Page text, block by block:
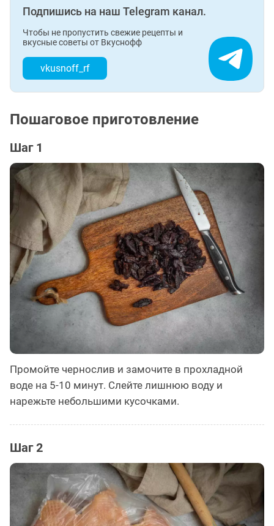
Подпишись на наш Telegram канал.
Чтобы не пропустить свежие рецепты и
вкусные советы от Вкуснофф
vkusnoff_rf
Пошаговое приготовление
Шаг 1
Промойте чернослив и замочите в прохладной
воде на 5-10 минут. Слейте лишнюю воду и
нарежьте небольшими кусочками.
Шаг 2